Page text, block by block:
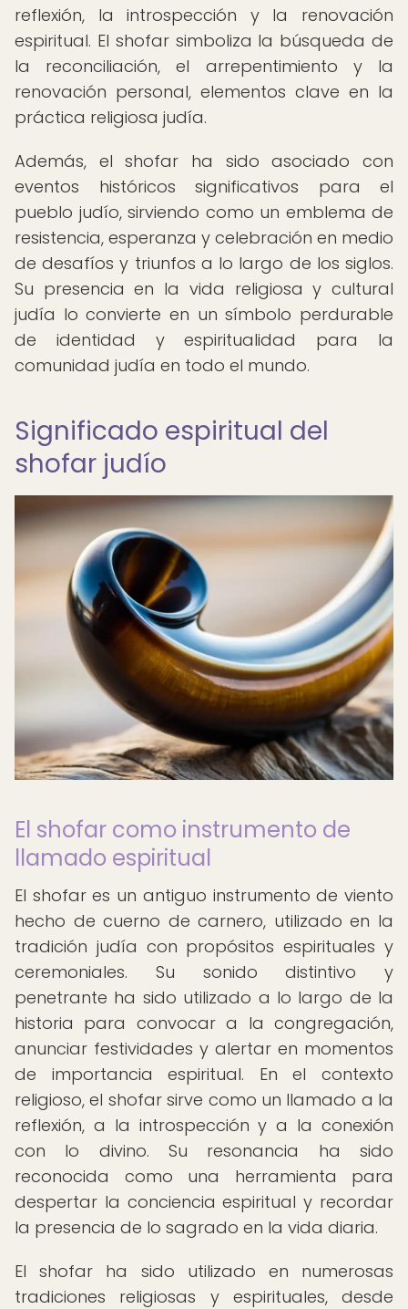
reflexión, la introspección y la renovación
espiritual. El shofar simboliza la búsqueda de
la reconciliación, el arrepentimiento y la
renovación personal, elementos clave en la
práctica religiosa judía.
Además, el shofar ha sido asociado con
eventos históricos significativos para el
pueblo judío, sirviendo como un emblema de
resistencia, esperanza y celebración en medio
de desafíos y triunfos a lo largo de los siglos.
Su presencia en la vida religiosa y cultural
judía lo convierte en un símbolo perdurable
de identidad y espiritualidad para la
comunidad judía en todo el mundo.
Significado espiritual del
shofar judío
El shofar como instrumento de
llamado espiritual
El shofar es un antiguo instrumento de viento
hecho de cuerno de carnero, utilizado en la
tradición judía con propósitos espirituales y
ceremoniales. Su sonido distintivo y
penetrante ha sido utilizado a lo largo de la
historia para convocar a la congregación,
anunciar festividades y alertar en momentos
de importancia espiritual. En el contexto
religioso, el shofar sirve como un llamado a la
reflexión, a la introspección y a la conexión
con lo divino. Su resonancia ha sido
reconocida como una herramienta para
despertar la conciencia espiritual y recordar
la presencia de lo sagrado en la vida diaria.
El shofar ha sido utilizado en numerosas
tradiciones religiosas y espirituales, desde